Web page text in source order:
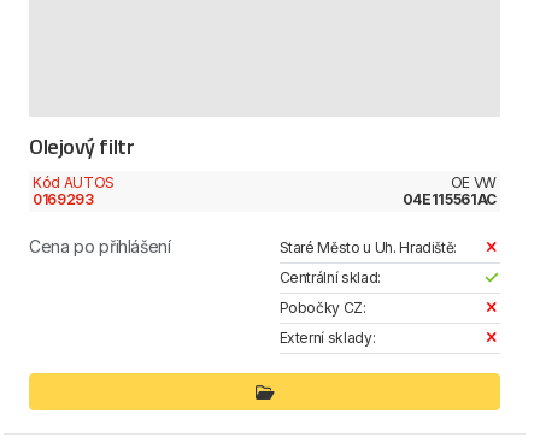
Olejový filtr
Kód AUTOS
0169293
OE VW
04E115561AC
Cena po přihlášení
Staré Město u Uh. Hradiště:
Centrální sklad:
Pobočky CZ:
Externí sklady: